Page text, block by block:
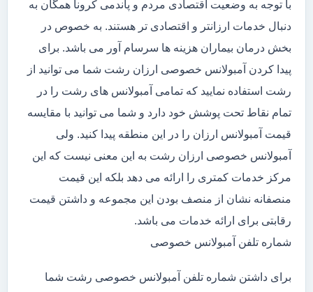
با توجه به وضعیت اقتصادی مردم و پاندمی کرونا همگان به
دنبال خدمات ارزانتر و اقتصادی تر هستند. به خصوص در
بخش درمان بیماران هزینه ها سرسام آور می باشد. برای
پیدا کردن آمبولانس خصوصی ارزان رشت شما می توانید از
رشت استفاده نمایید که تمامی آمبولانس های رشت را در
تمام نقاط تحت پوشش خود دارد و شما می توانید با مقایسه
قیمت آمبولانس ارزان را در این منطقه پیدا کنید. ولی
آمبولانس خصوصی ارزان رشت به این معنی نیست که این
مرکز خدمات کمتری را ارائه می دهد بلکه این قیمت
منصفانه نشان از منصف بودن این مجموعه و داشتن قیمت
رقابتی برای ارائه خدمات می باشد.
شماره تلفن آمبولانس خصوصی
برای داشتن شماره تلفن آمبولانس خصوصی رشت شما